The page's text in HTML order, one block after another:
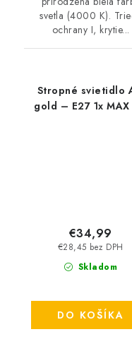
svetla (4000 K).
ochrany I, krytie...
Stropné svietidlo
gold – E27 1x
Skladom
€28,45 bez DPH
€34,99
DO KOŠÍKA